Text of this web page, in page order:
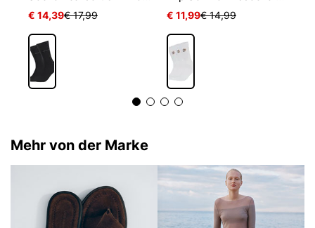
€ 14,39€ 17,99 € 11,99€ 14,99
Mehr von der Marke